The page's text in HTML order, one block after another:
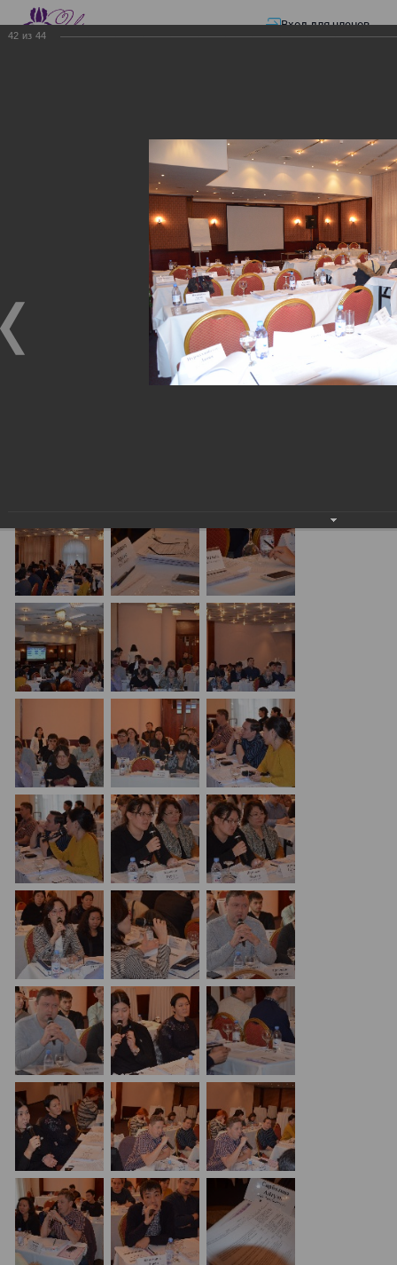
Вход для членов
ЭЛЕКТРОННЫЕ СЧЕТА-ФАКТУРЫ.
ЭЛЕКТРОННЫЕ СЧЕТА-
ФАКТУРЫ. ВИРТУАЛЬНЫЙ
ЭЛЕКТРОННЫЕ СЧЕТА-ФАКТУРЫ. ВИРТУАЛЬНЫЙ
СКЛАД.
Семинар с КГД и разработчиками
42 из 44